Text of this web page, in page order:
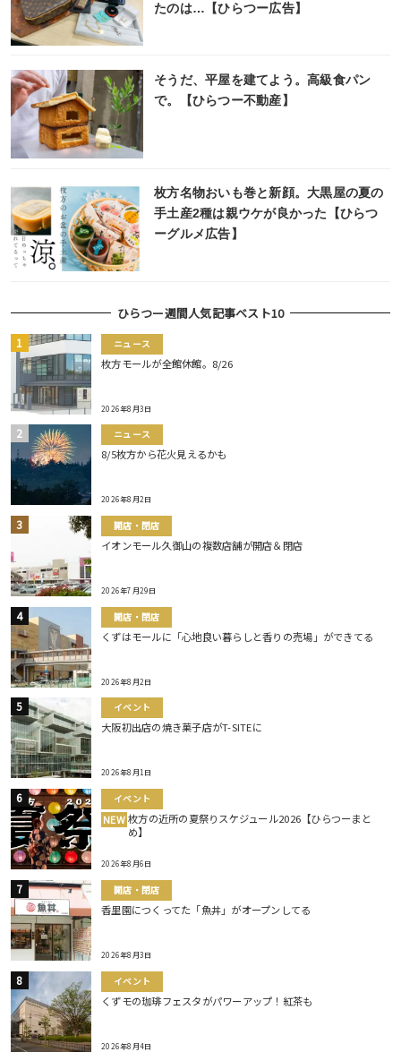
たのは…【ひらつー広告】
そうだ、平屋を建てよう。高級食パン
で。【ひらつー不動産】
枚方名物おいも巻と新顔。大黒屋の夏の
手土産2種は親ウケが良かった【ひらつ
ーグルメ広告】
ひらつー週間人気記事ベスト10
ニュース
枚方モールが全館休館。8/26
2026年8月3日
ニュース
8/5枚方から花火見えるかも
2026年8月2日
開店・閉店
イオンモール久御山の複数店舗が開店＆閉店
2026年7月29日
開店・閉店
くずはモールに「心地良い暮らしと香りの売場」ができてる
2026年8月2日
イベント
大阪初出店の焼き菓子店がT-SITEに
2026年8月1日
イベント
NEW 枚方の近所の夏祭りスケジュール2026【ひらつーまと
め】
2026年8月6日
開店・閉店
香里園につくってた「魚丼」がオープンしてる
2026年8月3日
イベント
くずモの珈琲フェスタがパワーアップ！紅茶も
2026年8月4日